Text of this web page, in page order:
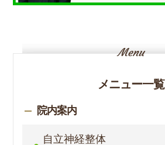
メニュー一覧
院内案内
自立神経整体